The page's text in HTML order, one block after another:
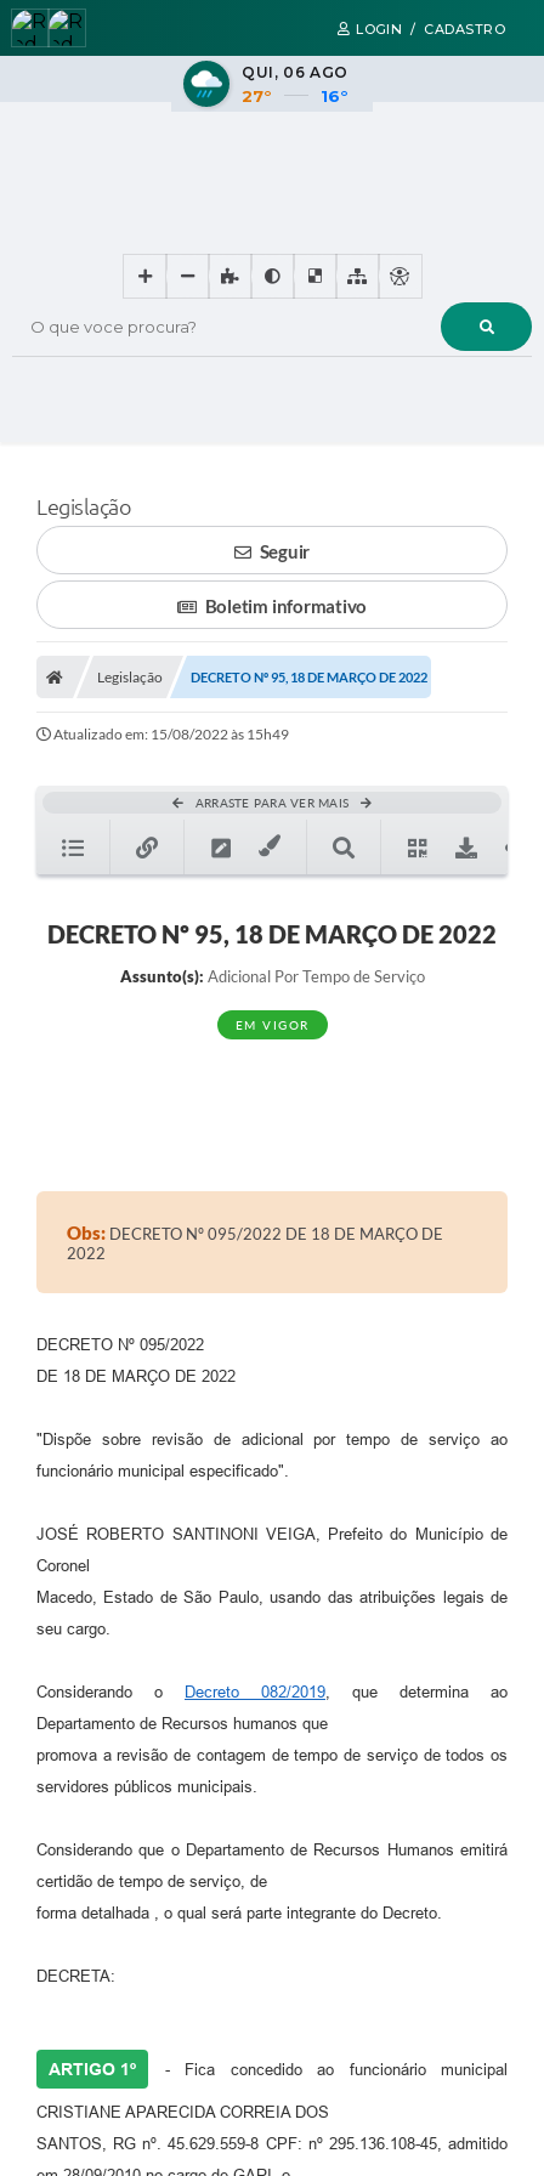
LOGIN / CADASTRO
O que voce procura?
QUI 06 AGO
27° 16°
Legislação
Seguir
Boletim informativo
Legislação DECRETO Nº 95, 18 DE MARÇO DE 2022
Atualizado em: 15/08/2022 às 15h49
ARRASTE PARA VER MAIS
DECRETO Nº 95, 18 DE MARÇO DE 2022
Assunto(s): Adicional Por Tempo de Serviço
EM VIGOR
Obs: DECRETO Nº 095/2022 DE 18 DE MARÇO DE
2022
DECRETO Nº 095/2022
DE 18 DE MARÇO DE 2022
"Dispõe sobre revisão de adicional por tempo de serviço ao
funcionário municipal especificado".
JOSÉ ROBERTO SANTINONI VEIGA, Prefeito do Município de
Coronel
Macedo, Estado de São Paulo, usando das atribuições legais de
seu cargo.
Considerando o Decreto 082/2019 , que determina ao
Departamento de Recursos humanos que
promova a revisão de contagem de tempo de serviço de todos os
servidores públicos municipais.
Considerando que o Departamento de Recursos Humanos emitirá
certidão de tempo de serviço, de
forma detalhada , o qual será parte integrante do Decreto.
DECRETA:
ARTIGO 1º - Fica concedido ao funcionário municipal
CRISTIANE APARECIDA CORREIA DOS
SANTOS, RG nº. 45.629.559-8 CPF: nº 295.136.108-45, admitido